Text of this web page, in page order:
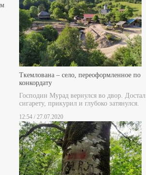
Ткемлована – село, переоформленное по
конкордату
Господин Мурад вернулся во двор. Достал
сигарету, прикурил и глубоко затянулся.
12:54 / 27.07.2020